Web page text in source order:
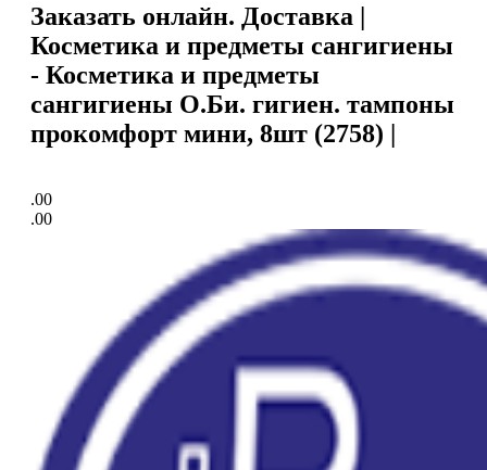
Заказать онлайн. Доставка |
Косметика и предметы сангигиены
- Косметика и предметы
сангигиены О.Би. гигиен. тампоны
прокомфорт мини, 8шт (2758) |
.00
.00